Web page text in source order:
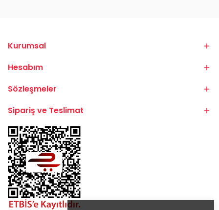
Kurumsal
Hesabım
Sözleşmeler
Sipariş ve Teslimat